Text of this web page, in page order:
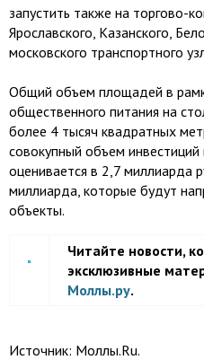
запустить также на торгово-
Ярославского, Казанского,
московского транспортного
Общий объем площадей в
общественного питания на
более 4 тысяч квадратных
совокупный объем инвестиций
оценивается в 2,7 миллиарда
миллиарда, которые будут
объекты.
Читайте новости,
эксклюзивные
Моллы.ру.
Источник: Моллы.Ru.